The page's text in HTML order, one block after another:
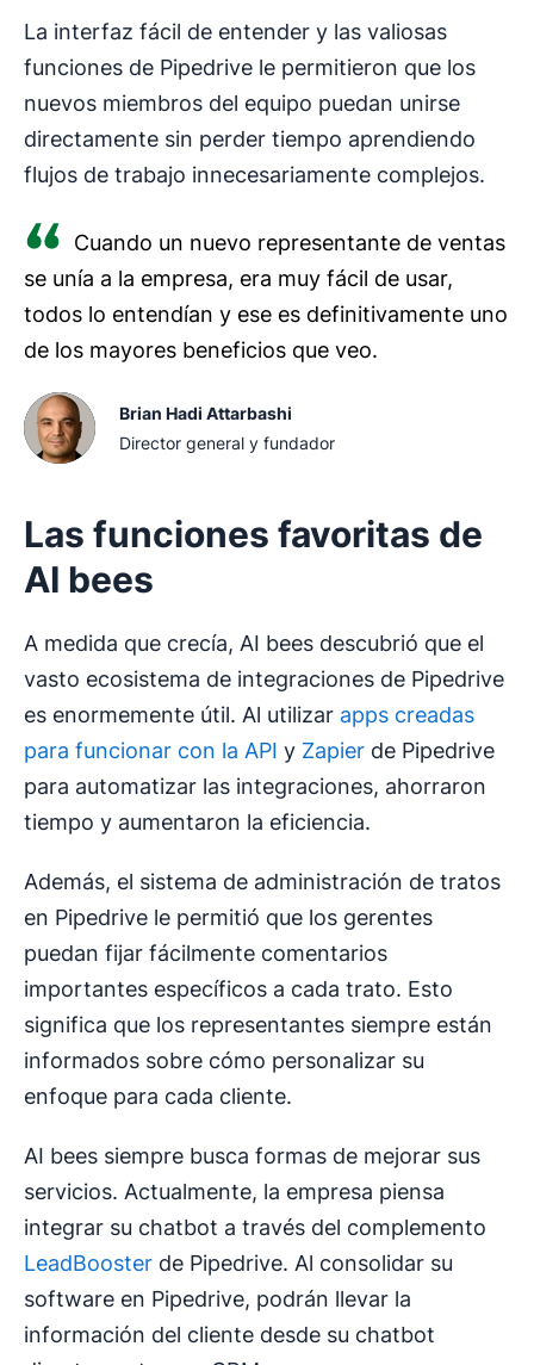
Cuando un nuevo representante de ventas
se unía a la empresa, era muy fácil de usar,
todos lo entendían y ese es definitivamente uno
de los mayores beneficios que veo.
Brian Hadi Attarbashi
Director general y fundador
La interfaz fácil de entender y las valiosas
funciones de Pipedrive le permitieron que los
nuevos miembros del equipo puedan unirse
directamente sin perder tiempo aprendiendo
flujos de trabajo innecesariamente complejos.
Las funciones favoritas de
AI bees
A medida que crecía, AI bees descubrió que el
vasto ecosistema de integraciones de Pipedrive
es enormemente útil. Al utilizar apps creadas
para funcionar con la API y Zapier de Pipedrive
para automatizar las integraciones, ahorraron
tiempo y aumentaron la eficiencia.
Además, el sistema de administración de tratos
en Pipedrive le permitió que los gerentes
puedan fijar fácilmente comentarios
importantes específicos a cada trato. Esto
significa que los representantes siempre están
informados sobre cómo personalizar su
enfoque para cada cliente.
AI bees siempre busca formas de mejorar sus
servicios. Actualmente, la empresa piensa
integrar su chatbot a través del complemento
LeadBooster de Pipedrive. Al consolidar su
software en Pipedrive, podrán llevar la
información del cliente desde su chatbot